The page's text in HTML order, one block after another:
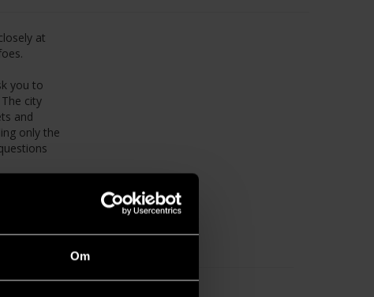
Om
at
you to
city
and
only the
the